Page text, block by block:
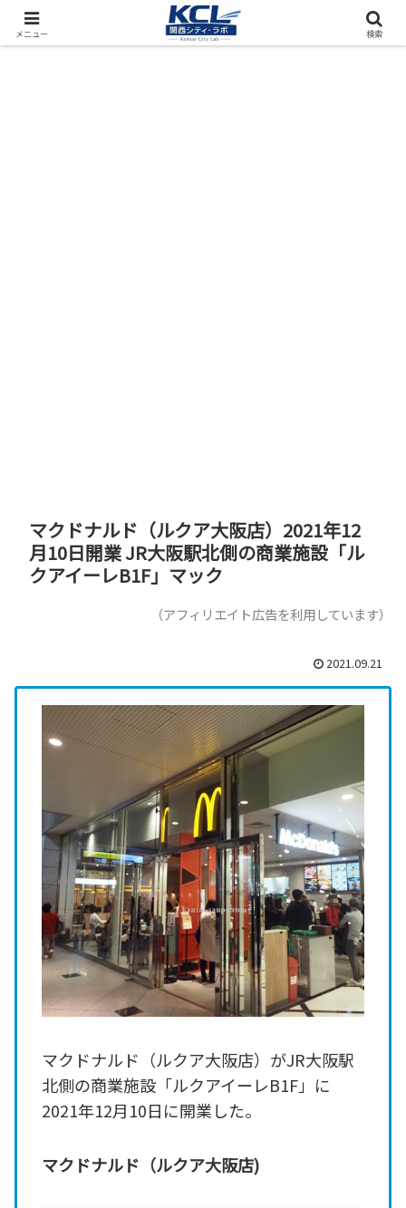
都市再開発をフィールド調査（累計アクセス数4000万PV）
マクドナルド（ルクア大阪店）2021年12
月10日開業 JR大阪駅北側の商業施設「ル
クアイーレB1F」マック
（アフィリエイト広告を利用しています）
2021.09.21
マクドナルド（ルクア大阪店）がJR大阪駅
北側の商業施設「ルクアイーレB1F」に
2021年12月10日に開業した。
マクドナルド（ルクア大阪店)
メニュー 検索